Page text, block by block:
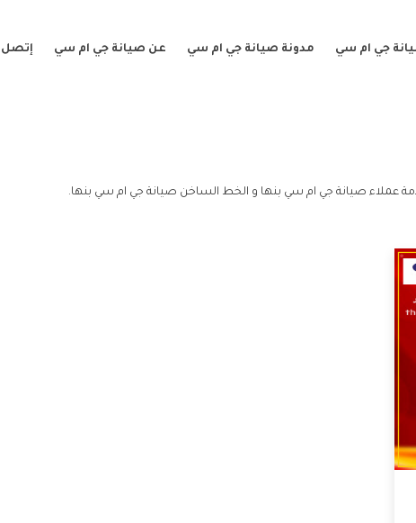
جي ام سي مدونة صيانة جي ام سي عن صيانة جي ام سي إتصل
عملاء صيانة جي ام سي بنها و الخط الساخن صيانة جي ام سي بنها.